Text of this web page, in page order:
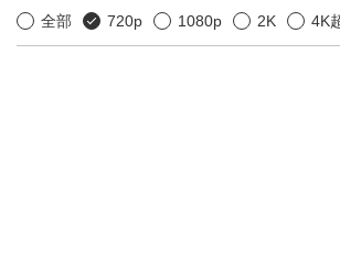
全部 720p 1080p 2K 4K